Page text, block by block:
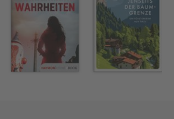
um ihren Geschichten das
zu verleihen.
Ausblenden